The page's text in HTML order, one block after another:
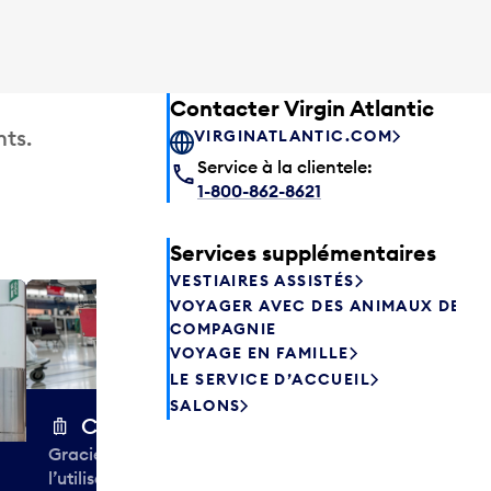
Chariots à bagages
Gracieuseté de la CIBC,
l’utilisation des chariots à
Excess
quelques
Contacter Virgin Atlantic
VIRGINATLANTIC.COM
Service à la clientele:
1-800-862-8621
Services supplémentaires
VESTIAIRES ASSISTÉS
VOYAGER AVEC DES ANIMAUX DE
COMPAGNIE
VOYAGE EN FAMILLE
LE SERVICE D’ACCUEIL
SALONS